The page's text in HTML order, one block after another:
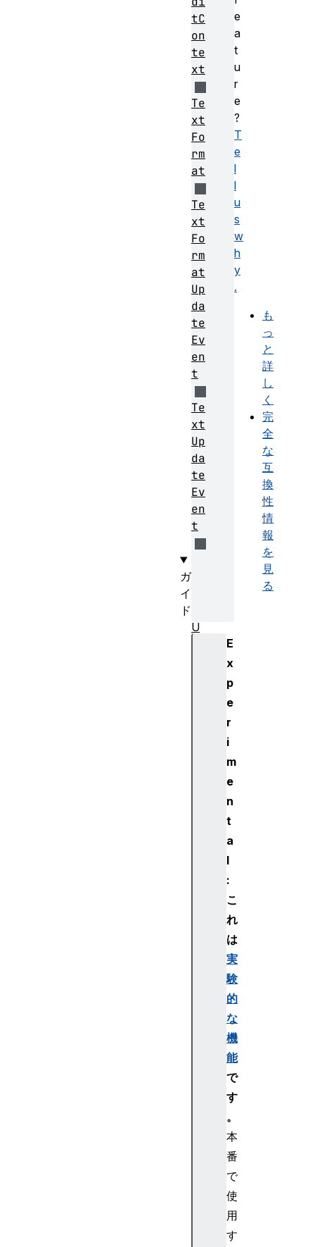
e
a
t
u
r
e
?
T
e
l
l
u
s
w
h
y
.
も
っ
と
詳
し
く
完
全
な
互
換
性
情
報
を
見
る
E
x
p
e
r
i
m
e
n
t
a
l
:
こ
れ
は
実
験
的
な
機
能
で
す
。
本
番
で
使
用
す
tC
on
te
xt
Te
xt
Fo
rm
at
Te
xt
Fo
rm
at
Up
da
te
Ev
en
t
Te
xt
Up
da
te
Ev
en
t
ガ
イ
ド
U